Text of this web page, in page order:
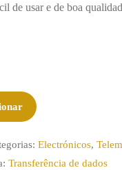
de usar e de boa
Electrónicos,
Transferência de dados